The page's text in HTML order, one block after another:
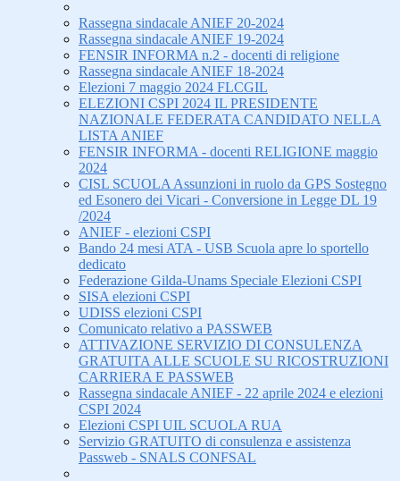
Rassegna sindacale ANIEF 20-2024
Rassegna sindacale ANIEF 19-2024
FENSIR INFORMA n.2 - docenti di religione
Rassegna sindacale ANIEF 18-2024
Elezioni 7 maggio 2024 FLCGIL
ELEZIONI CSPI 2024 IL PRESIDENTE
NAZIONALE FEDERATA CANDIDATO NELLA
LISTA ANIEF
FENSIR INFORMA - docenti RELIGIONE maggio
2024
CISL SCUOLA Assunzioni in ruolo da GPS Sostegno
ed Esonero dei Vicari - Conversione in Legge DL 19
/2024
ANIEF - elezioni CSPI
Bando 24 mesi ATA - USB Scuola apre lo sportello
dedicato
Federazione Gilda-Unams Speciale Elezioni CSPI
SISA elezioni CSPI
UDISS elezioni CSPI
Comunicato relativo a PASSWEB
ATTIVAZIONE SERVIZIO DI CONSULENZA
GRATUITA ALLE SCUOLE SU RICOSTRUZIONI
CARRIERA E PASSWEB
Rassegna sindacale ANIEF - 22 aprile 2024 e elezioni
CSPI 2024
Elezioni CSPI UIL SCUOLA RUA
Servizio GRATUITO di consulenza e assistenza
Passweb - SNALS CONFSAL